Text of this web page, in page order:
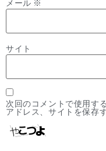
メール ※
サイト
次回のコメントで使用す
アドレス、サイトを保存す